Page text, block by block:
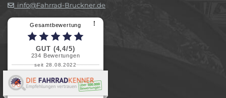
info@Fahrrad-Bruckner.de
Gesamtbewertung ⠇
GUT (4,4/5)
234 Bewertungen
seit 28.08.2022
Elvira B.
Superschnelle und freundliche